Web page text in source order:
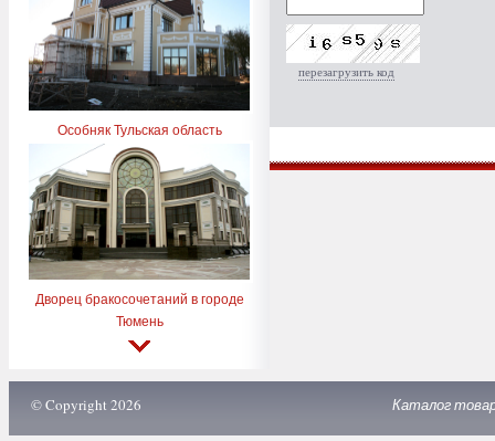
Особняк Тульская область
Дворец бракосочетаний в городе
Тюмень
перезагрузить код
© Copyright 2026 Каталог